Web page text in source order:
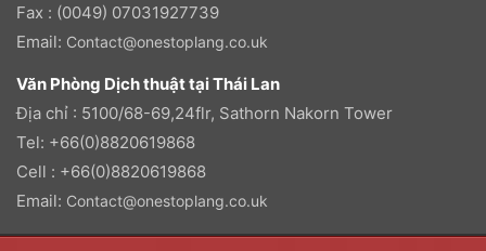
Fax : (0049) 07031927739
Email: Contact@onestoplang.co.uk
Văn Phòng Dịch thuật tại Thái Lan
Địa chỉ : 5100/68-69,24flr, Sathorn Nakorn Tower
Tel: +66(0)8820619868
Cell : +66(0)8820619868
Email: Contact@onestoplang.co.uk